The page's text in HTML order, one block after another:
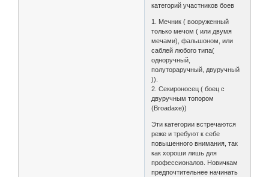
категорий участников боев
1. Мечник ( вооруженный
только мечом ( или двумя
мечами), фальшоном, или
саблей любого типа(
одноручный,
полутораручный, двуручный
)).
2. Секироносец ( боец с
двуручным топором
(Broadaxe))
Эти категории встречаются
реже и требуют к себе
повышенного внимания, так
как хороши лишь для
профессионалов. Новичкам
предпочтительнее начинать